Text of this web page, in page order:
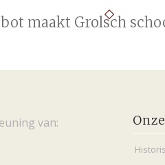
maakt Grolsch
van: